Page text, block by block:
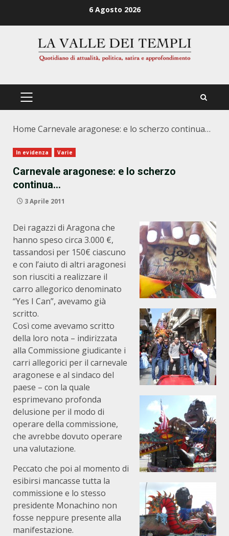
6 Agosto 2026
PRIMÄRES
Home Carnevale aragonese: e lo scherzo continua…
In evidenza Varie
Carnevale aragonese: e lo scherzo
continua…
3 Aprile 2011
Dei ragazzi di Aragona che
hanno speso circa 3.000 €,
tassandosi per 150€ ciascuno
e con l’aiuto di altri aragonesi
son riusciti a realizzare il
carro allegorico denominato
“Yes I Can”, avevamo già
scritto.
Così come avevamo scritto
della loro nota – indirizzata
alla Commissione giudicante i
carri allegorici per il carnevale
aragonese e al sindaco del
paese – con la quale
esprimevano profonda
delusione per il modo di
operare della commissione,
che avrebbe dovuto operare
una valutazione.
Peccato che poi al momento di
esibirsi mancasse tutta la
commissione e lo stesso
presidente Monachino non
fosse neppure presente alla
manifestazione.